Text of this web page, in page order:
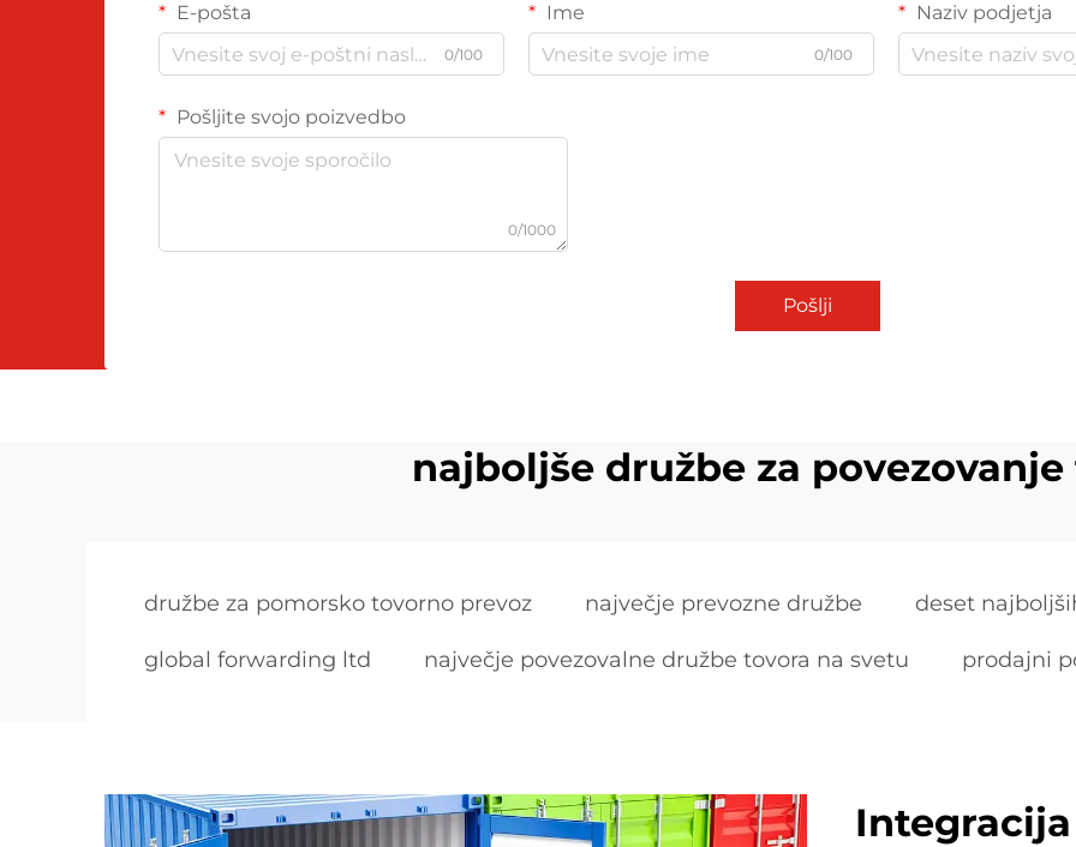
E-pošta
0/100
Ime
0/100
Naziv podjetja
Pošljite svojo poizvedbo
0/1000
Pošlji
najboljše družbe za povezovanje
družbe za pomorsko tovorno prevoz največje prevozne družbe deset
global forwarding ltd največje povezovalne družbe tovora na svetu prodajni